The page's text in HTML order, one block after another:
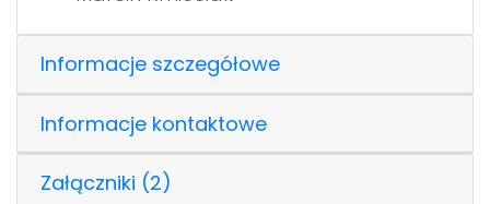
Informacje szczegółowe
Informacje kontaktowe
Załączniki (2)